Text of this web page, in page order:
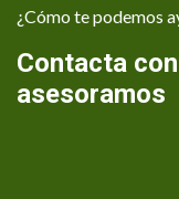
¿Cómo te podemos
Contacta
asesoramos